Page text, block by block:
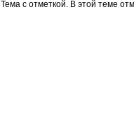
Тема с отметкой. В этой теме